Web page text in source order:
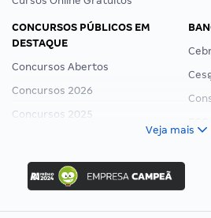
CONCURSOS PÚBLICOS EM
DESTAQUE
Concursos Abertos
Concursos 2026
Concursos 2025
Concurso Ibama
Concurso MPU
Editais publicados
Veja mais